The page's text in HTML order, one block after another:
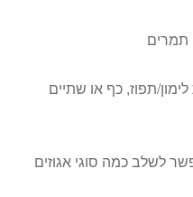
תפוז, כף או שתיים
לשלב כמה סוגי אגוזים